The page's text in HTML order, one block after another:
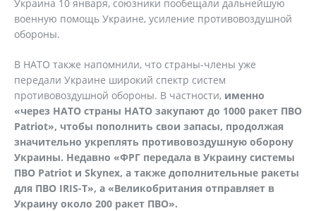
Украина 10 января, союзники пообещали дальнейшую
военную помощь Украине, усиление противовоздушной
обороны.
В НАТО также напомнили, что страны-члены уже
передали Украине широкий спектр систем
противовоздушной обороны. В частности, именно
«через НАТО страны НАТО закупают до 1000 ракет ПВО
Patriot», чтобы пополнить свои запасы, продолжая
значительно укреплять противовоздушную оборону
Украины. Недавно «ФРГ передала в Украину системы
ПВО Patriot и Skynex, а также дополнительные ракеты
для ПВО IRIS-T», а «Великобритания отправляет в
Украину около 200 ракет ПВО».